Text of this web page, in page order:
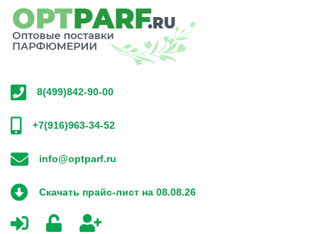
8(499)842-90-00
+7(916)963-34-52
info@optparf.ru
Скачать прайс-лист на 08.08.26